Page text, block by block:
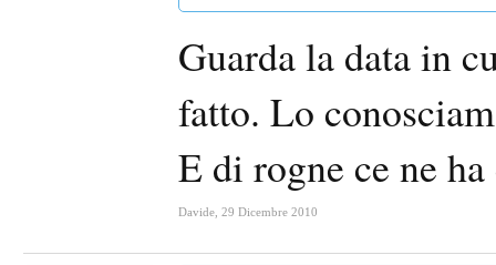
Guarda la data in
fatto. Lo
E di rogne ce ne
Davide 29 Dicembre 2010